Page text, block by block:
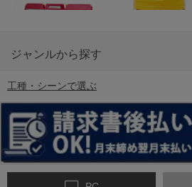
6-矢印板/LED矢印板
ジャンルから探す
工種・シーンで選ぶ